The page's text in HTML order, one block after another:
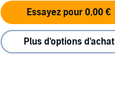
Essayez pour 0,00 €
Plus d'options d'achat